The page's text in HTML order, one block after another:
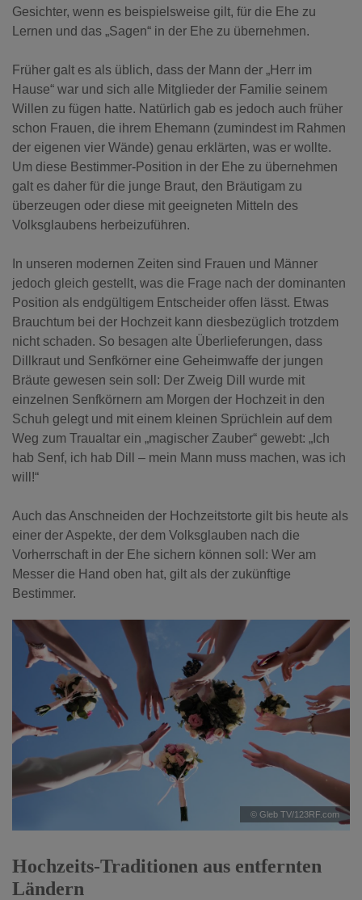
Gesichter, wenn es beispielsweise gilt, für die Ehe zu
Lernen und das „Sagen“ in der Ehe zu übernehmen.
Früher galt es als üblich, dass der Mann der „Herr im
Hause“ war und sich alle Mitglieder der Familie seinem
Willen zu fügen hatte. Natürlich gab es jedoch auch früher
schon Frauen, die ihrem Ehemann (zumindest im Rahmen
der eigenen vier Wände) genau erklärten, was er wollte.
Um diese Bestimmer-Position in der Ehe zu übernehmen
galt es daher für die junge Braut, den Bräutigam zu
überzeugen oder diese mit geeigneten Mitteln des
Volksglaubens herbeizuführen.
In unseren modernen Zeiten sind Frauen und Männer
jedoch gleich gestellt, was die Frage nach der dominanten
Position als endgültigem Entscheider offen lässt. Etwas
Brauchtum bei der Hochzeit kann diesbezüglich trotzdem
nicht schaden. So besagen alte Überlieferungen, dass
Dillkraut und Senfkörner eine Geheimwaffe der jungen
Bräute gewesen sein soll: Der Zweig Dill wurde mit
einzelnen Senfkörnern am Morgen der Hochzeit in den
Schuh gelegt und mit einem kleinen Sprüchlein auf dem
Weg zum Traualtar ein „magischer Zauber“ gewebt: „Ich
hab Senf, ich hab Dill – mein Mann muss machen, was ich
will!“
Auch das Anschneiden der Hochzeitstorte gilt bis heute als
einer der Aspekte, der dem Volksglauben nach die
Vorherrschaft in der Ehe sichern können soll: Wer am
Messer die Hand oben hat, gilt als der zukünftige
Bestimmer.
© Gleb TV/123RF.com
Hochzeits-Traditionen aus entfernten
Ländern